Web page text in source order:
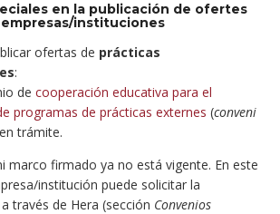
en la publicación de ofertes
instituciones
ofertas de prácticas
:
de cooperación educativa para el
programas de prácticas externes (conveni
trámite.
marco firmado ya no está vigente. En este
institución puede solicitar la
través de Hera (sección Convenios